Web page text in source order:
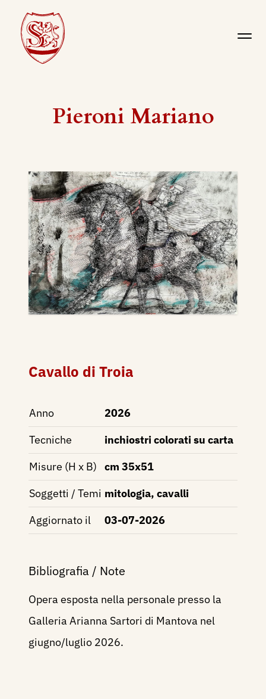
Pieroni Mariano
Cavallo di Troia
Anno
2026
Tecniche
inchiostri colorati su carta
Misure (H x B)
cm 35x51
Soggetti / Temi mitologia, cavalli
Aggiornato il
03-07-2026
Bibliografia / Note
Opera esposta nella personale presso la
Galleria Arianna Sartori di Mantova nel
giugno/luglio 2026.